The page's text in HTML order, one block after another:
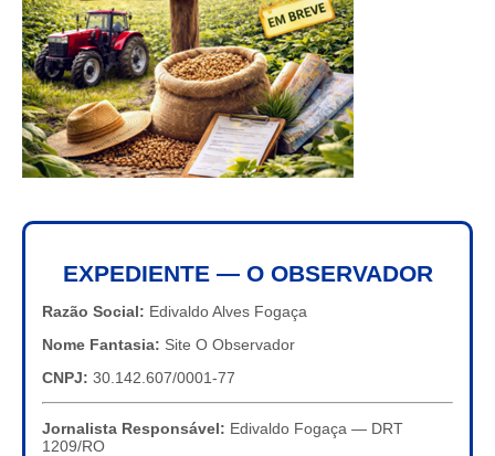
EXPEDIENTE — O OBSERVADOR
Razão Social: Edivaldo Alves Fogaça
Nome Fantasia: Site O Observador
CNPJ: 30.142.607/0001-77
Jornalista Responsável: Edivaldo Fogaça — DRT
1209/RO